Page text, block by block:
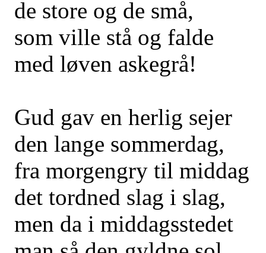
de store og de små,
som ville stå og falde
med løven askegrå!
Gud gav en herlig sejer
den lange sommerdag,
fra morgengry til middag
det tordned slag i slag,
men da i middagsstedet